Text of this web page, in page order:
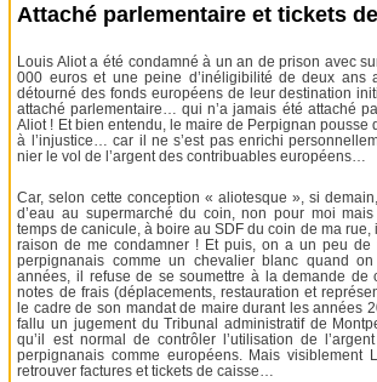
Attaché parlementaire et tickets
Louis Aliot a été condamné à un an de prison avec
000 euros et une peine d’inéligibilité de deux ans
détourné des fonds européens de leur destination
attaché parlementaire… qui n’a jamais été attaché
Aliot ! Et bien entendu, le maire de Perpignan pousse
à l’injustice… car il ne s’est pas enrichi
nier le vol de l’argent des contribuables européens…
Car, selon cette conception « aliotesque », si
d’eau au supermarché du coin, non pour moi
temps de canicule, à boire au SDF du coin de ma rue,
raison de me condamner ! Et puis, on a un peu de
perpignanais comme un chevalier blanc quand
années, il refuse de se soumettre à la demande de
notes de frais (déplacements, restauration et
le cadre de son mandat de maire durant les années
fallu un jugement du Tribunal administratif de
qu’il est normal de contrôler l’utilisation de
perpignanais comme européens. Mais visiblement
retrouver factures et tickets de caisse…